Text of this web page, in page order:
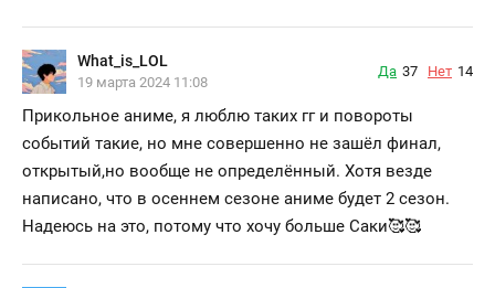
What_is_LOL
19 марта 2024 11:08
Да 37 Нет 14
Прикольное аниме, я люблю таких гг и повороты
событий такие, но мне совершенно не зашёл финал,
открытый,но вообще не определённый. Хотя везде
написано, что в осеннем сезоне аниме будет 2 сезон.
Надеюсь на это, потому что хочу больше Саки🥰🥰